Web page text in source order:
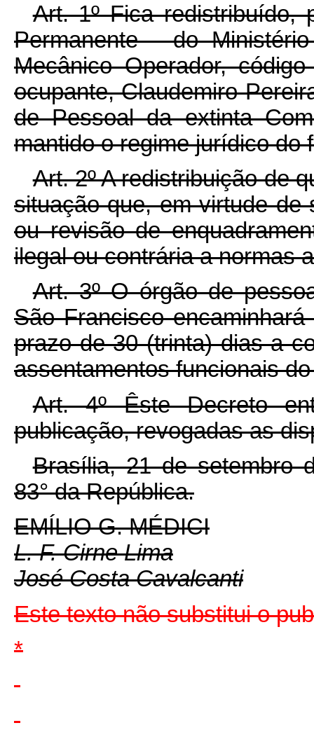
Art. 1º Fica redistribuído,
Permanente - do
Mecânico Operador,
ocupante, Claudemiro
de Pessoal da extinta
mantido o regime jurídico do
Art. 2º A redistribuição de
situação que, em virtude de
ou revisão de
ilegal ou contrária a normas
Art. 3º O órgão de
São Francisco
prazo de 30 (trinta) dias a
assentamentos funcionais
Art. 4º Êste Decreto
publicação, revogadas as
Brasília, 21 de setembro
83° da República.
EMÍLIO G. MÉDICI
L. F. Cirne Lima
José Costa Cavalcanti
Este texto não substitui o
*